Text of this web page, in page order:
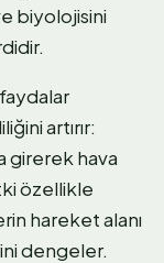
biyolojisini
artırır:
girerek hava
özellikle
hareket alanı
dengeler.